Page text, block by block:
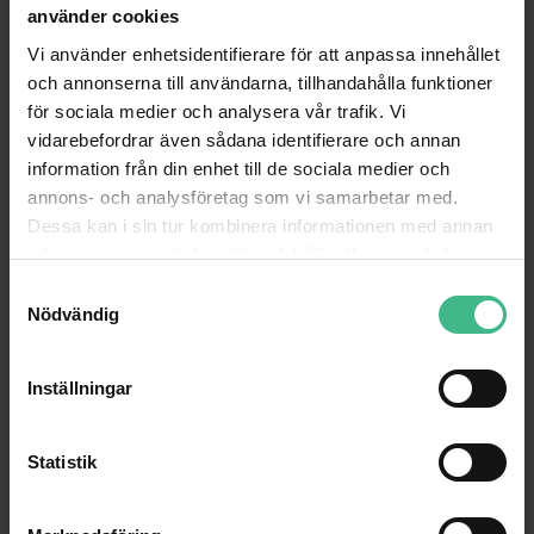
använder cookies
Vi använder enhetsidentifierare för att anpassa innehållet
och annonserna till användarna, tillhandahålla funktioner
för sociala medier och analysera vår trafik. Vi
vidarebefordrar även sådana identifierare och annan
information från din enhet till de sociala medier och
annons- och analysföretag som vi samarbetar med.
Dessa kan i sin tur kombinera informationen med annan
information som du har tillhandahållit eller som de har
Nödvändig
Inställningar
Statistik
GÅ TILL PRODUKT
ANDRA KUNDER KÖPTE OCKSÅ
DIMAVERY CSB-400 CLASSIC GUITAR BAG